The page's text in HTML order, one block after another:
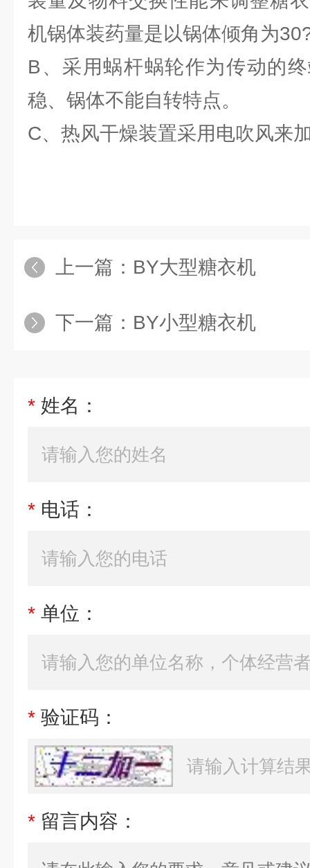
机锅体装药量是以锅体倾角为
B、采用蜗杆蜗轮作为传动的
稳、锅体不能自转特点。
C、热风干燥装置采用电吹风来
上一篇： BY大型糖衣机
下一篇： BY小型糖衣机
* 姓名：
* 电话：
* 单位：
* 验证码：
* 留言内容：